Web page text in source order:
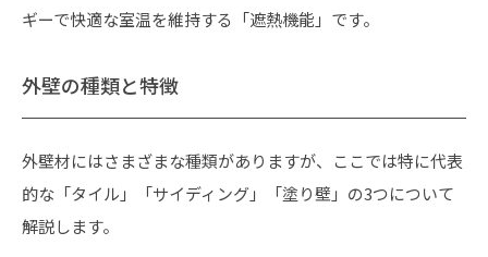
ギーで快適な室温を維持する「遮熱機能」です。
外壁の種類と特徴
外壁材にはさまざまな種類がありますが、ここでは特に代表
的な「タイル」「サイディング」「塗り壁」の3つについて
解説します。